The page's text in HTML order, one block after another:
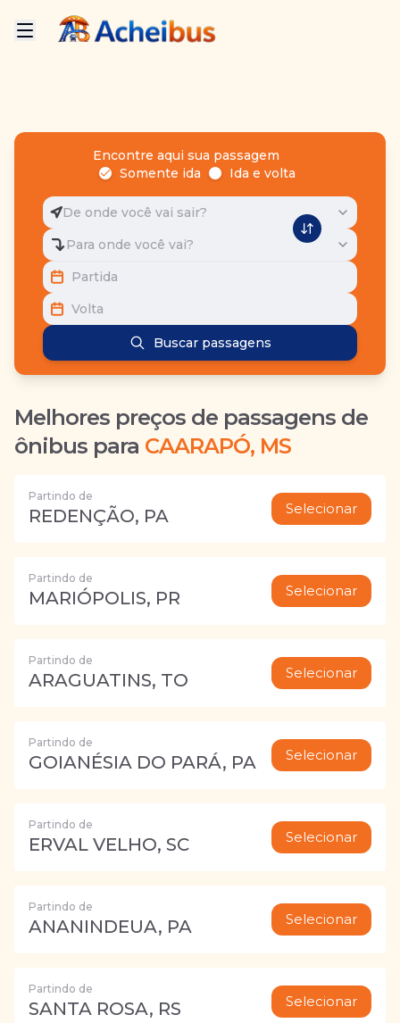
Encontre aqui sua passagem
Somente ida
Ida e volta
De onde você vai sair?
Para onde você vai?
Partida
Volta
Buscar passagens
Melhores preços de passagens de
ônibus para CAARAPÓ, MS
Partindo de
REDENÇÃO, PA Selecionar
Partindo de
MARIÓPOLIS, PR Selecionar
Partindo de
ARAGUATINS, TO Selecionar
Partindo de
GOIANÉSIA DO PARÁ, PA Selecionar
Partindo de
ERVAL VELHO, SC Selecionar
Partindo de
ANANINDEUA, PA Selecionar
Partindo de
SANTA ROSA, RS Selecionar